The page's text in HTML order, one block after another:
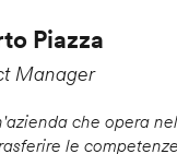
Piazza
Manager
che opera
le